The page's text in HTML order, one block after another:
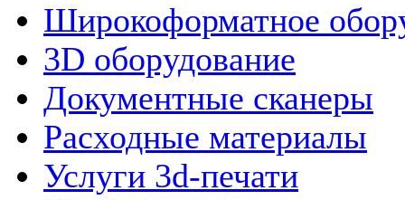
Широкоформатное
3D оборудование
Документные сканеры
Расходные материалы
Услуги 3d-печати